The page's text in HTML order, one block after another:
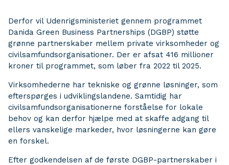
Derfor vil Udenrigsministeriet gennem programmet
Danida Green Business Partnerships (DGBP) støtte
grønne partnerskaber mellem private virksomheder og
civilsamfundsorganisationer. Der er afsat 416 millioner
kroner til programmet, som løber fra 2022 til 2025.
Virksomhederne har tekniske og grønne løsninger, som
efterspørges i udviklingslandene. Samtidig har
civilsamfundsorganisationerne forståelse for lokale
behov og kan derfor hjælpe med at skaffe adgang til
ellers vanskelige markeder, hvor løsningerne kan gøre
en forskel.
Efter godkendelsen af de første DGBP-partnerskaber i